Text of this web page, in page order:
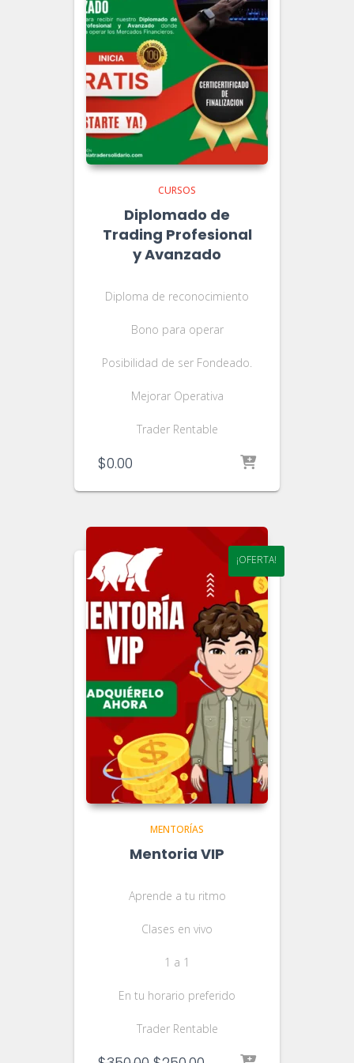
CURSOS
Diplomado de
Trading Profesional
y Avanzado
Diploma de reconocimiento
Bono para operar
Posibilidad de ser Fondeado.
Mejorar Operativa
Trader Rentable
$0.00
¡OFERTA!
MENTORÍAS
Mentoria VIP
Aprende a tu ritmo
Clases en vivo
1 a 1
En tu horario preferido
Trader Rentable